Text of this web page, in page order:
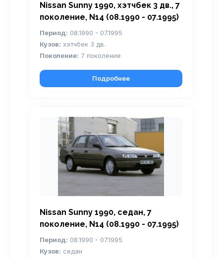
Nissan Sunny 1990, хэтчбек 3 дв., 7
поколение, N14 (08.1990 - 07.1995)
Период: 08.1990 - 07.1995
Кузов: хэтчбек 3 дв.
Поколение: 7 поколение
Подробнее
Nissan Sunny 1990, седан, 7
поколение, N14 (08.1990 - 07.1995)
Период: 08.1990 - 07.1995
Кузов: седан